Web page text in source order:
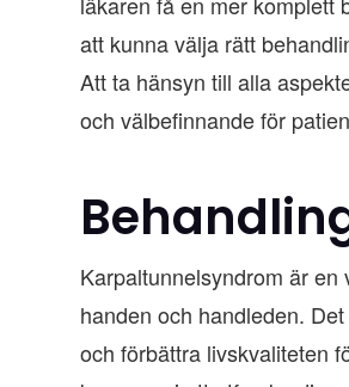
att kunna välja rätt
Att ta hänsyn till alla
och välbefinnande för
Karpaltunnelsyndrom är
handen och handleden.
och förbättra livskvaliteten